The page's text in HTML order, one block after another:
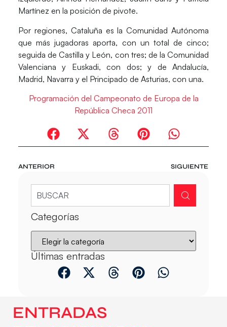
Martínez en la posición de pivote.
Por regiones, Cataluña es la Comunidad Autónoma
que más jugadoras aporta, con un total de cinco;
seguida de Castilla y León, con tres; de la Comunidad
Valenciana y Euskadi, con dos; y de Andalucía,
Madrid, Navarra y el Principado de Asturias, con una.
Programación del Campeonato de Europa de la
República Checa 2011
ANTERIOR SIGUIENTE
Categorías
Últimas entradas
ENTRADAS